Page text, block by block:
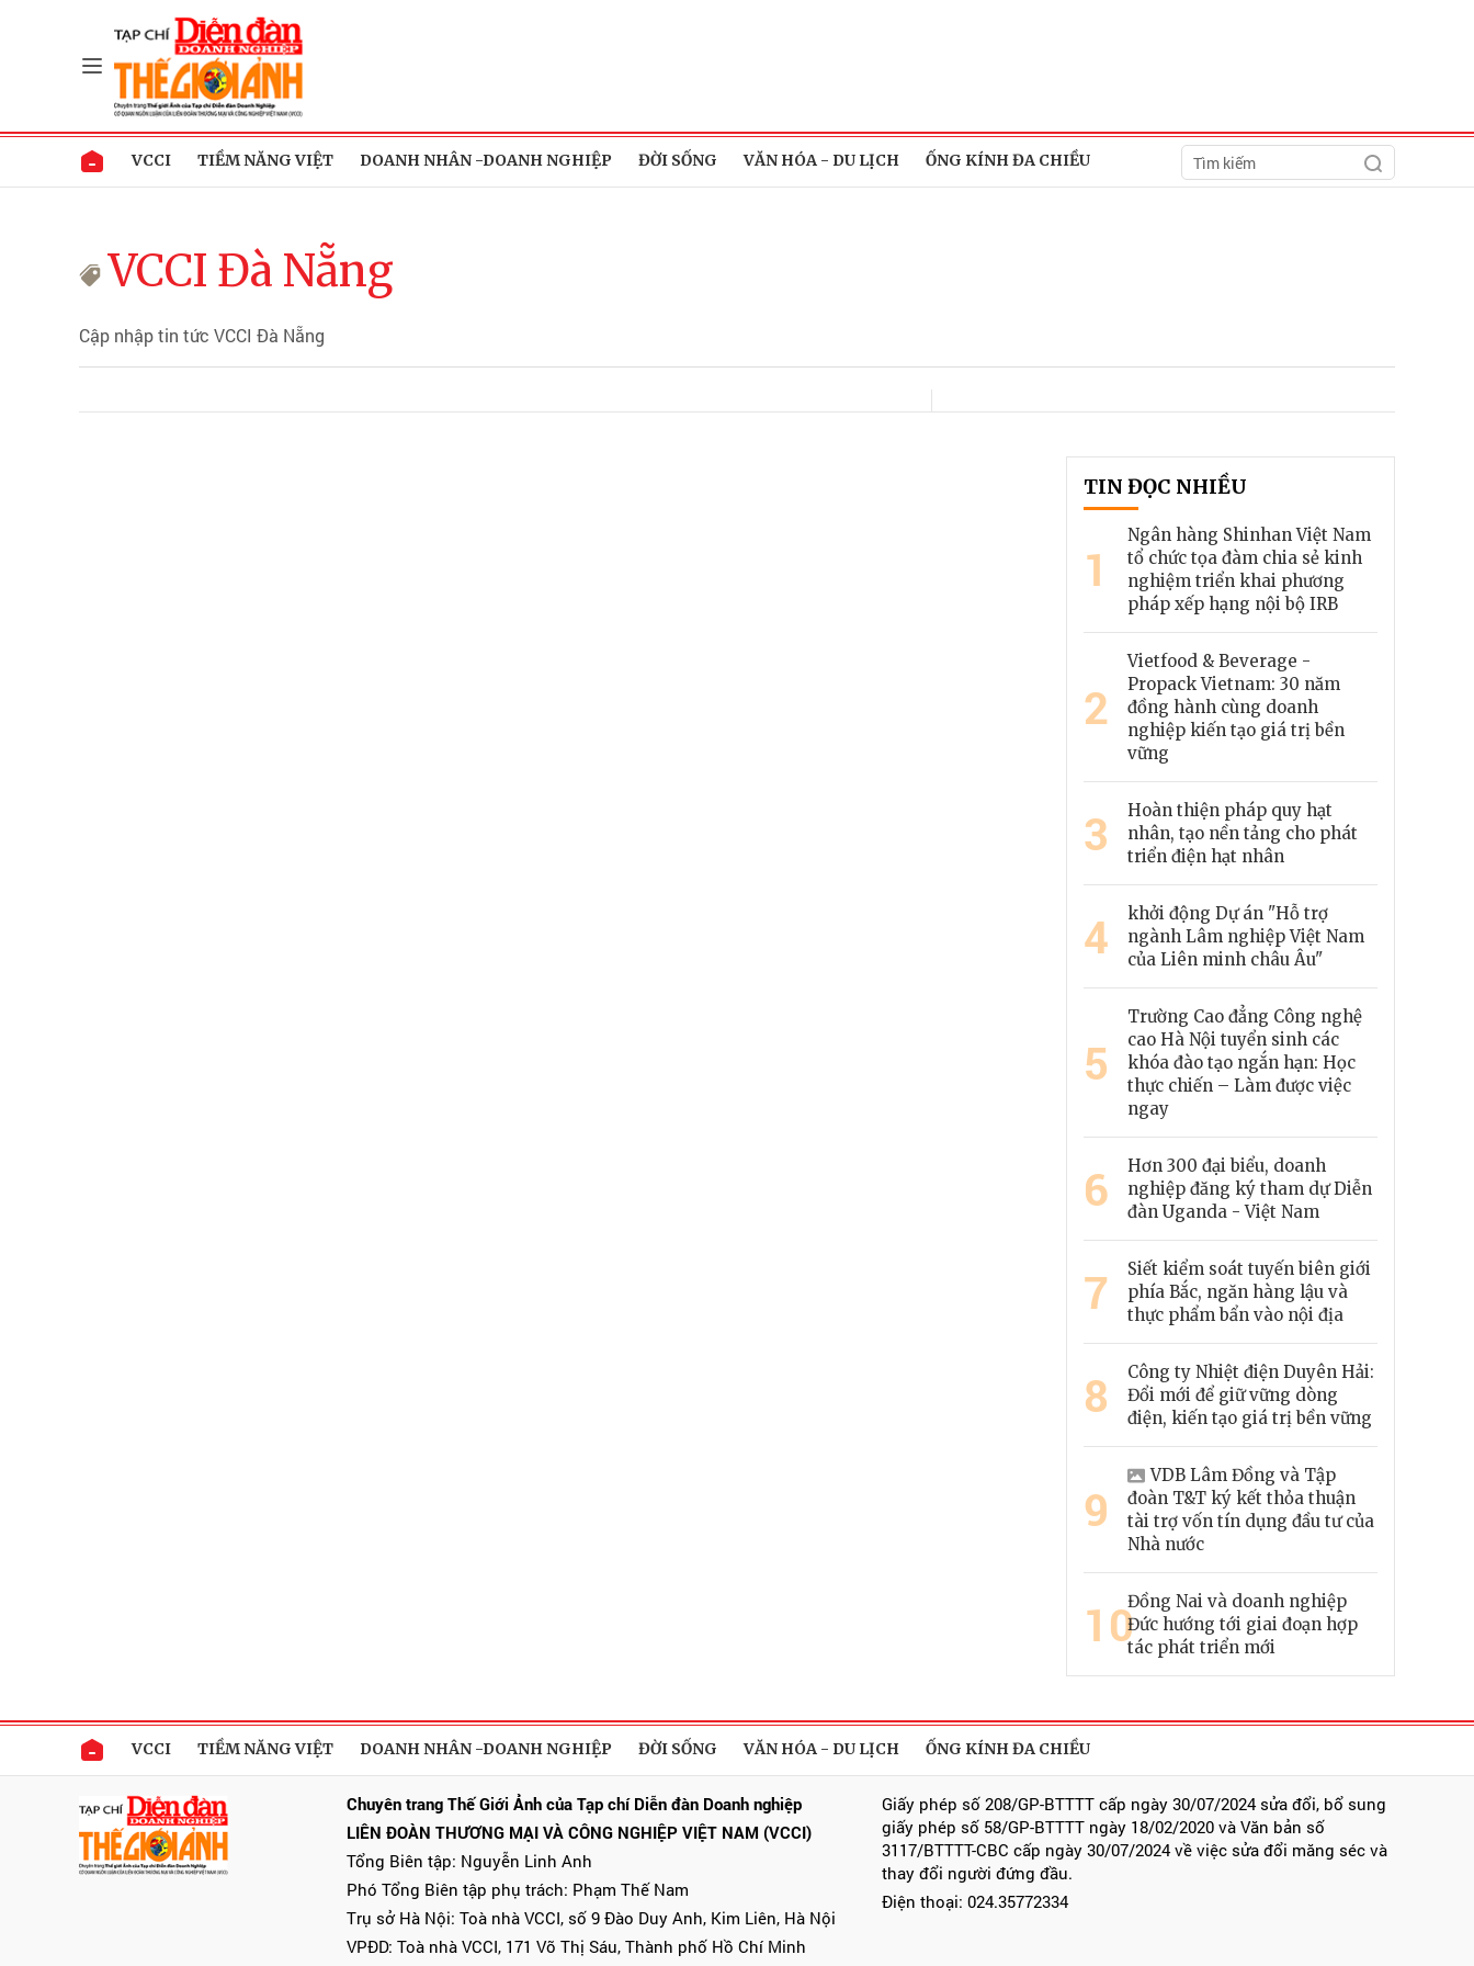
VCCI TIỀM NĂNG VIỆT DOANH NHÂN -DOANH NGHIỆP ĐỜI SỐNG VĂN HÓA - DU LỊCH ỐNG KÍNH ĐA CHIỀU
VCCI Đà Nẵng
Cập nhập tin tức VCCI Đà Nẵng
TIN ĐỌC NHIỀU
1
Ngân hàng Shinhan Việt Nam
tổ chức tọa đàm chia sẻ kinh
nghiệm triển khai phương
pháp xếp hạng nội bộ IRB
2
Vietfood & Beverage -
Propack Vietnam: 30 năm
đồng hành cùng doanh
nghiệp kiến tạo giá trị bền
vững
3
Hoàn thiện pháp quy hạt
nhân, tạo nền tảng cho phát
triển điện hạt nhân
4
khởi động Dự án "Hỗ trợ
ngành Lâm nghiệp Việt Nam
của Liên minh châu Âu"
5
Trường Cao đẳng Công nghệ
cao Hà Nội tuyển sinh các
khóa đào tạo ngắn hạn: Học
thực chiến – Làm được việc
ngay
6
Hơn 300 đại biểu, doanh
nghiệp đăng ký tham dự Diễn
đàn Uganda - Việt Nam
7
Siết kiểm soát tuyến biên giới
phía Bắc, ngăn hàng lậu và
thực phẩm bẩn vào nội địa
8
Công ty Nhiệt điện Duyên Hải:
Đổi mới để giữ vững dòng
điện, kiến tạo giá trị bền vững
9
VDB Lâm Đồng và Tập
đoàn T&T ký kết thỏa thuận
tài trợ vốn tín dụng đầu tư của
Nhà nước
10Đồng Nai và doanh nghiệp
Đức hướng tới giai đoạn hợp
tác phát triển mới
VCCI TIỀM NĂNG VIỆT DOANH NHÂN -DOANH NGHIỆP ĐỜI SỐNG VĂN HÓA - DU LỊCH ỐNG KÍNH ĐA CHIỀU
Chuyên trang Thế Giới Ảnh của Tạp chí Diễn đàn Doanh nghiệp
LIÊN ĐOÀN THƯƠNG MẠI VÀ CÔNG NGHIỆP VIỆT NAM (VCCI)
Tổng Biên tập: Nguyễn Linh Anh
Phó Tổng Biên tập phụ trách: Phạm Thế Nam
Trụ sở Hà Nội: Toà nhà VCCI, số 9 Đào Duy Anh, Kim Liên, Hà Nội
VPĐD: Toà nhà VCCI, 171 Võ Thị Sáu, Thành phố Hồ Chí Minh
Giấy phép số 208/GP-BTTTT cấp ngày 30/07/2024 sửa đổi, bổ sung
giấy phép số 58/GP-BTTTT ngày 18/02/2020 và Văn bản số
3117/BTTTT-CBC cấp ngày 30/07/2024 về việc sửa đổi măng séc và
thay đổi người đứng đầu.
Điện thoại: 024.35772334